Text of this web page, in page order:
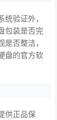
验证外，
包装是否完
否整洁，
盘的官方软
供正品保